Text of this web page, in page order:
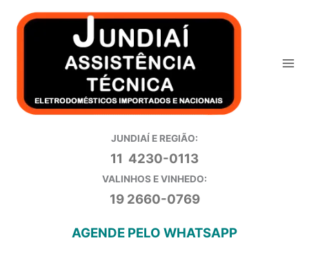
para
JUNDIAÍ E REGIÃO:
11 4230-0113
VALINHOS E VINHEDO:
19 2660-0769
AGENDE PELO WHATSAPP